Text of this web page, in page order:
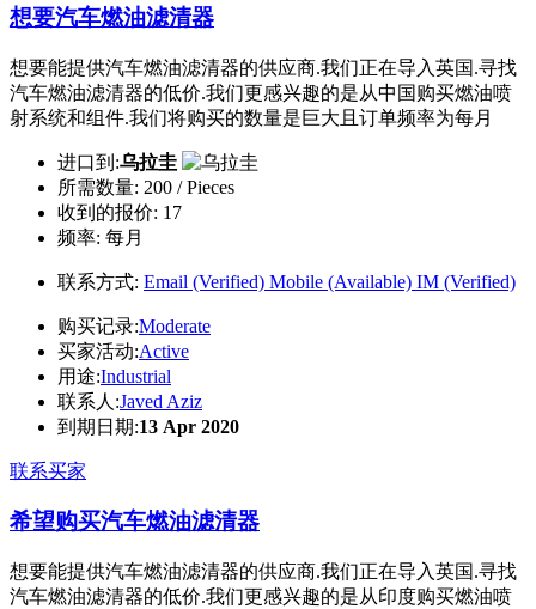
想要汽车燃油滤清器
想要能提供汽车燃油滤清器的供应商.我们正在导入英国.寻找
汽车燃油滤清器的低价.我们更感兴趣的是从中国购买燃油喷
射系统和组件.我们将购买的数量是巨大且订单频率为每月
进口到:乌拉圭
所需数量: 200 / Pieces
收到的报价: 17
频率: 每月
联系方式: Email (Verified) Mobile (Available) IM (Verified)
购买记录:Moderate
买家活动:Active
用途:Industrial
联系人:Javed Aziz
到期日期:13 Apr 2020
联系买家
希望购买汽车燃油滤清器
想要能提供汽车燃油滤清器的供应商.我们正在导入英国.寻找
汽车燃油滤清器的低价.我们更感兴趣的是从印度购买燃油喷